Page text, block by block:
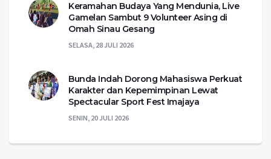
Keramahan Budaya Yang Mendunia, Live
Gamelan Sambut 9 Volunteer Asing di
Omah Sinau Gesang
SELASA, 28 JULI 2026
Bunda Indah Dorong Mahasiswa Perkuat
Karakter dan Kepemimpinan Lewat
Spectacular Sport Fest Imajaya
SENIN, 20 JULI 2026